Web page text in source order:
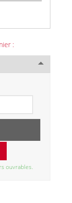
:
ouvrables.